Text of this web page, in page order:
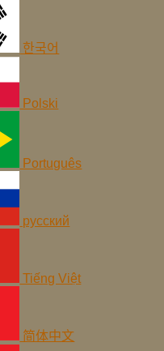
한국어
Polski
Português
русский
Tiếng Việt
简体中文